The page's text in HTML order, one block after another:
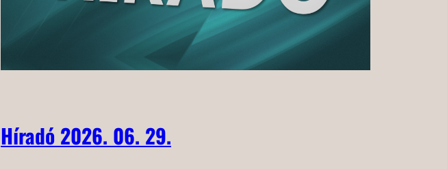
Híradó 2026. 06. 29.